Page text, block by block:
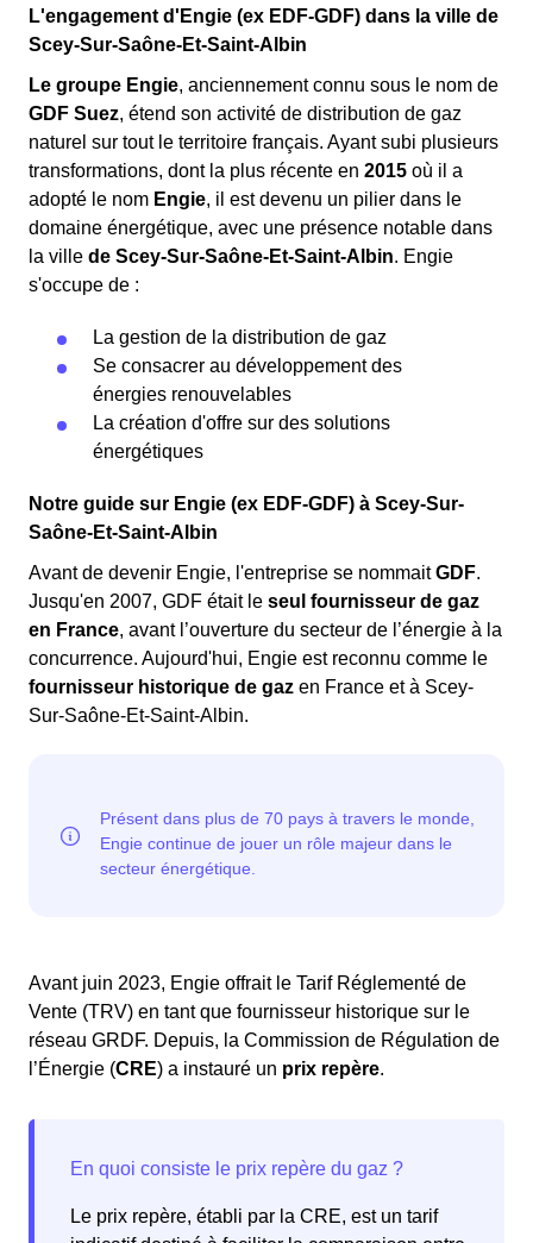
L'engagement d'Engie (ex EDF-GDF) dans la ville de
Scey-Sur-Saône-Et-Saint-Albin
Le groupe Engie, anciennement connu sous le nom de
GDF Suez, étend son activité de distribution de gaz
naturel sur tout le territoire français. Ayant subi plusieurs
transformations, dont la plus récente en 2015 où il a
adopté le nom Engie, il est devenu un pilier dans le
domaine énergétique, avec une présence notable dans
la ville de Scey-Sur-Saône-Et-Saint-Albin. Engie
s'occupe de :
La gestion de la distribution de gaz
Se consacrer au développement des
énergies renouvelables
La création d'offre sur des solutions
énergétiques
Notre guide sur Engie (ex EDF-GDF) à Scey-Sur-
Saône-Et-Saint-Albin
Avant de devenir Engie, l'entreprise se nommaitGDF.
Jusqu'en 2007, GDF était le seul fournisseur de gaz
en France, avant l’ouverture du secteur de l’énergie à la
concurrence. Aujourd'hui, Engie est reconnu comme le
fournisseur historique de gaz en France et à Scey-
Sur-Saône-Et-Saint-Albin.
Avant juin 2023, Engie offrait le Tarif Réglementé de
Vente (TRV) en tant que fournisseur historique sur le
réseau GRDF. Depuis, la Commission de Régulation de
l’Énergie (CRE) a instauré un prix repère.
Le prix repère, établi par la CRE, est un tarif